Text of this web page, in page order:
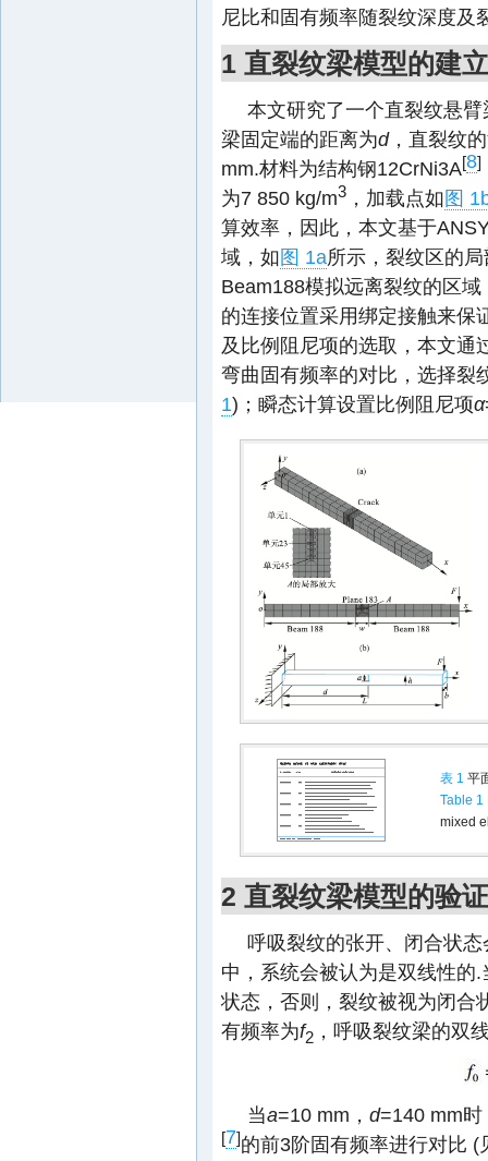
尼比和固有频率随裂纹深度及
1 直裂纹梁模型的建立
本文研究了一个直裂纹悬
梁固定端的距离为d，直裂纹
mm.材料为结构钢12CrNi3A[8]
为7 850 kg/m3 ，加载点如图
算效率，因此，本文基于
域，如图 1a所示，裂纹区的
Beam188模拟远离裂纹的区
的连接位置采用绑定接触来保
及比例阻尼项的选取，本文通
弯曲固有频率的对比，选择裂
1)；瞬态计算设置比例阻尼项α
表 1 平
Table 1
mixed
2 直裂纹梁模型的验证
呼吸裂纹的张开、闭合状
中，系统会被认为是双线性的
状态，否则，裂纹被视为闭合
有频率为f2 ，呼吸裂纹梁的双
当a=10 mm， d=140 mm
[7]的前3阶固有频率进行对比 (